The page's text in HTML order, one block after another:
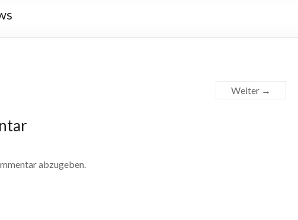
Weiter →
abzugeben.